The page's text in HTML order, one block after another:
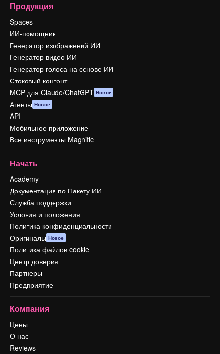
Продукция
Spaces
ИИ-помощник
Генератор изображений ИИ
Генератор видео ИИ
Генератор голоса на основе ИИ
Стоковый контент
MCP для Claude/ChatGPT Новое
Агенты Новое
API
Мобильное приложение
Все инструменты Magnific
Начать
Academy
Документация по Пакету ИИ
Служба поддержки
Условия и положения
Политика конфиденциальности
Оригиналы Новое
Политика файлов cookie
Центр доверия
Партнеры
Предприятие
Компания
Цены
О нас
Reviews